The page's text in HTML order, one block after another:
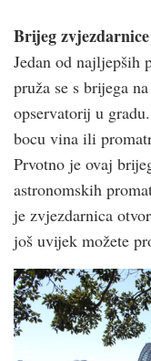
Brijeg zvjezdarnice
Jedan od najljepših
pruža se s brijega
opservatorij u
bocu vina ili
Prvotno je ovaj
astronomskih
je zvjezdarnica
još uvijek možete